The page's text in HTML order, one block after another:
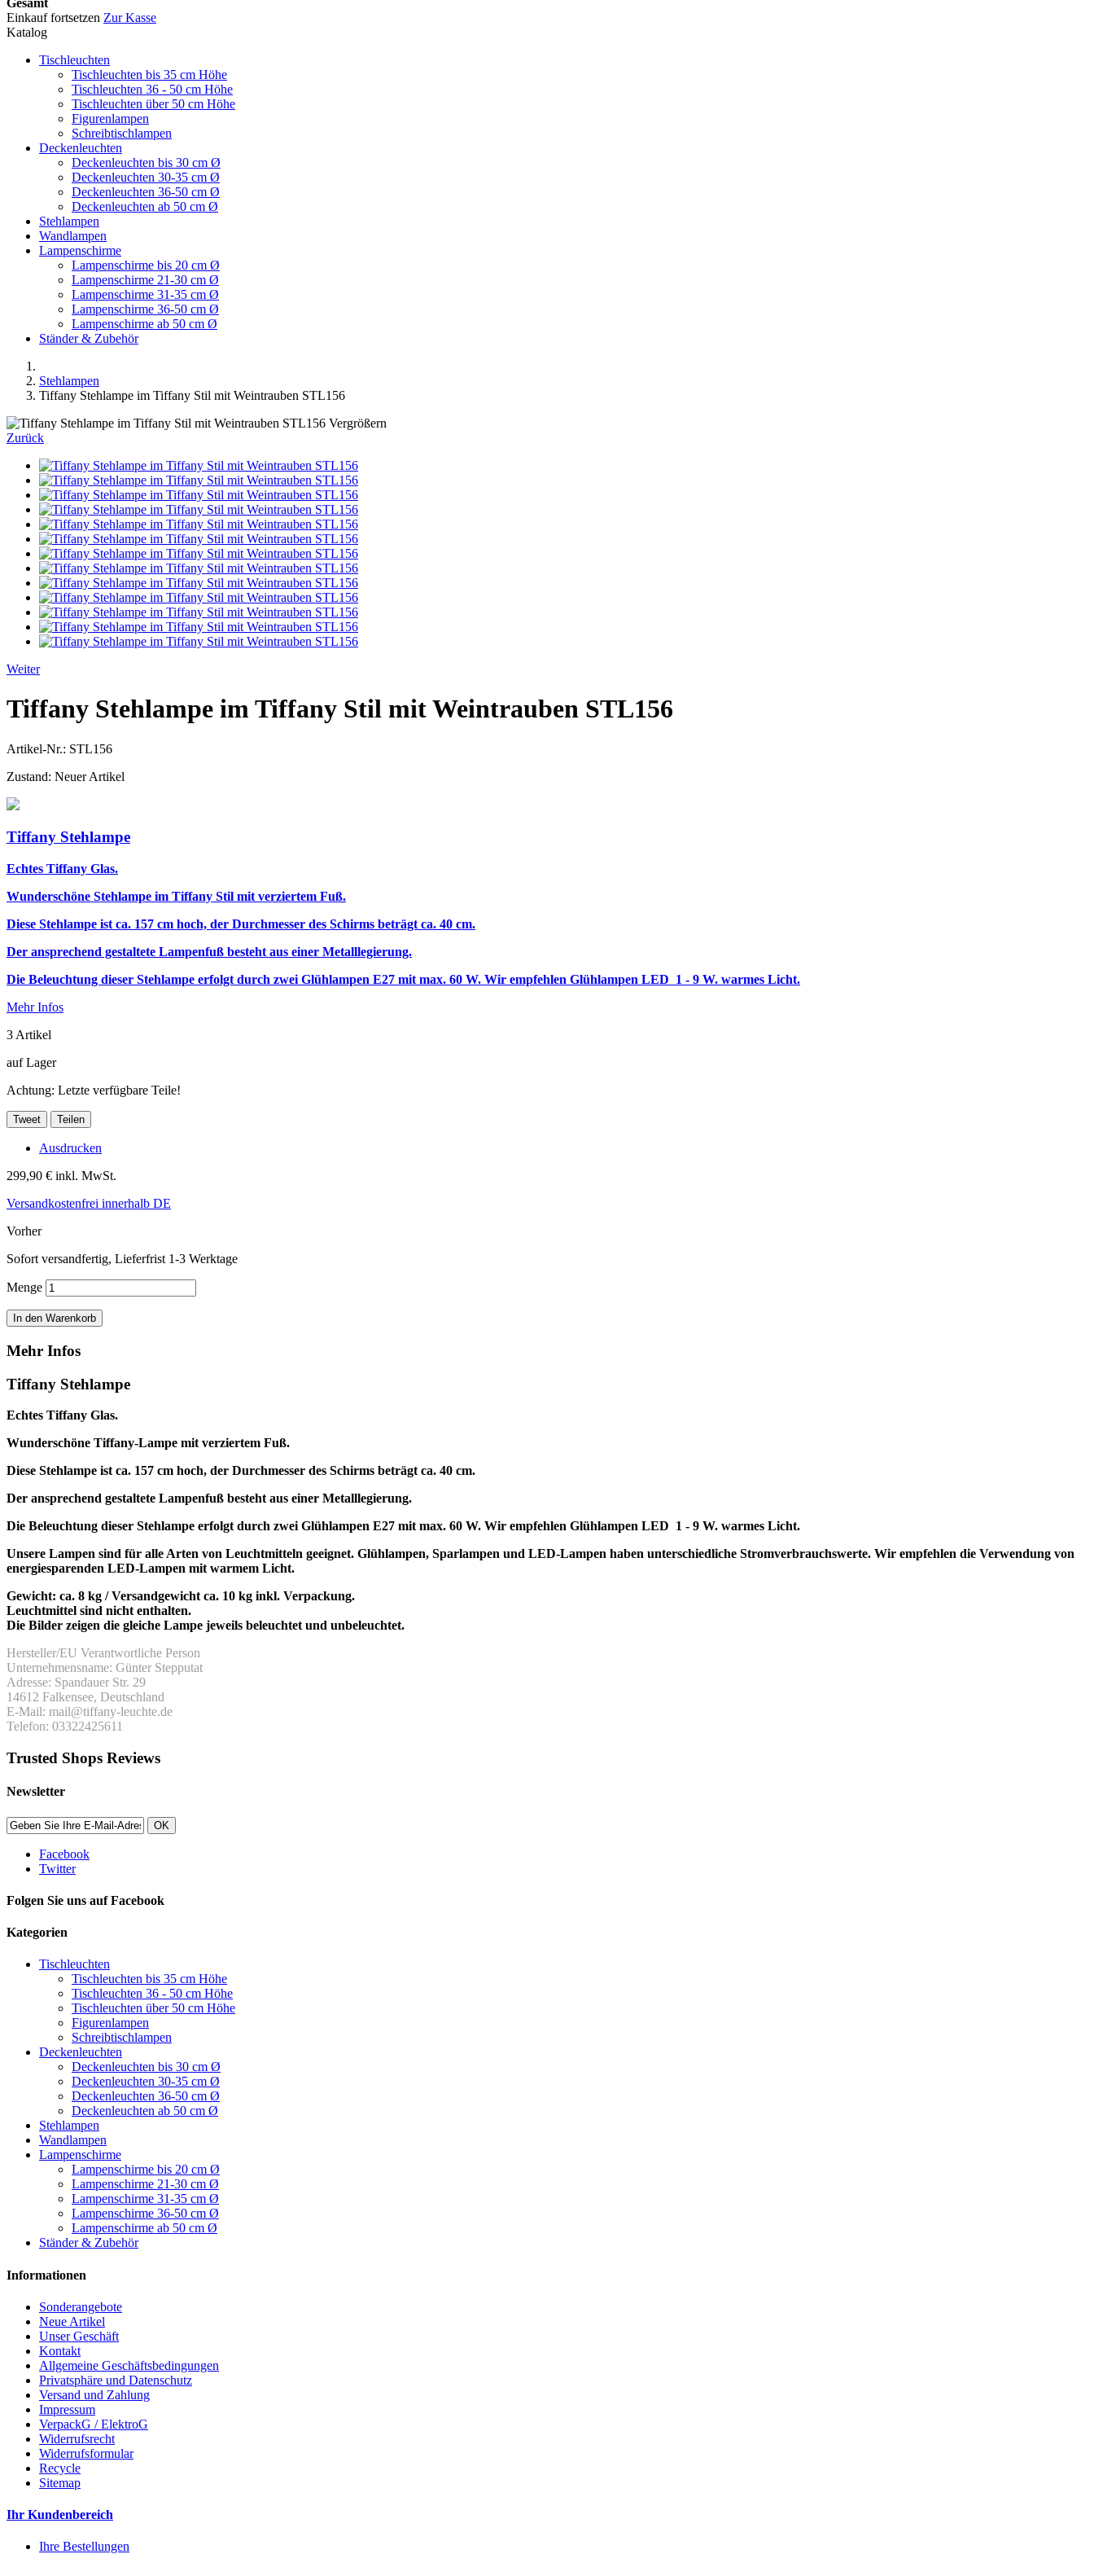
Einkauf fortsetzen Zur Kasse
Katalog
Tischleuchten
Tischleuchten bis 35 cm Höhe
Tischleuchten 36 - 50 cm Höhe
Tischleuchten über 50 cm Höhe
Figurenlampen
Schreibtischlampen
Deckenleuchten
Deckenleuchten bis 30 cm Ø
Deckenleuchten 30-35 cm Ø
Deckenleuchten 36-50 cm Ø
Deckenleuchten ab 50 cm Ø
Stehlampen
Wandlampen
Lampenschirme
Lampenschirme bis 20 cm Ø
Lampenschirme 21-30 cm Ø
Lampenschirme 31-35 cm Ø
Lampenschirme 36-50 cm Ø
Lampenschirme ab 50 cm Ø
Ständer & Zubehör
Stehlampen
Tiffany Stehlampe im Tiffany Stil mit Weintrauben STL156
Vergrößern
Zurück
Weiter
Tiffany Stehlampe im Tiffany Stil mit Weintrauben STL156
Artikel-Nr.: STL156
Zustand: Neuer Artikel
Tiffany Stehlampe
Echtes Tiffany Glas.
Wunderschöne Stehlampe im Tiffany Stil mit verziertem Fuß.
Diese Stehlampe ist ca. 157 cm hoch, der Durchmesser des Schirms beträgt ca. 40 cm.
Der ansprechend gestaltete Lampenfuß besteht aus einer Metalllegierung.
Die Beleuchtung dieser Stehlampe erfolgt durch zwei Glühlampen E27 mit max. 60 W. Wir empfehlen Glühlampen LED 1 - 9 W. warmes Licht.
Mehr Infos
3 Artikel
auf Lager
Achtung: Letzte verfügbare Teile!
Tweet Teilen
Ausdrucken
299,90 € inkl. MwSt.
Versandkostenfrei innerhalb DE
Vorher
Sofort versandfertig, Lieferfrist 1-3 Werktage
Menge
In den Warenkorb
Mehr Infos
Tiffany Stehlampe
Echtes Tiffany Glas.
Wunderschöne Tiffany-Lampe mit verziertem Fuß.
Diese Stehlampe ist ca. 157 cm hoch, der Durchmesser des Schirms beträgt ca. 40 cm.
Der ansprechend gestaltete Lampenfuß besteht aus einer Metalllegierung.
Die Beleuchtung dieser Stehlampe erfolgt durch zwei Glühlampen E27 mit max. 60 W. Wir empfehlen Glühlampen LED 1 - 9 W. warmes Licht.
Unsere Lampen sind für alle Arten von Leuchtmitteln geeignet. Glühlampen, Sparlampen und LED-Lampen haben unterschiedliche Stromverbrauchswerte. Wir empfehlen die Verwendung von
energiesparenden LED-Lampen mit warmem Licht.
Gewicht: ca. 8 kg / Versandgewicht ca. 10 kg inkl. Verpackung.
Leuchtmittel sind nicht enthalten.
Die Bilder zeigen die gleiche Lampe jeweils beleuchtet und unbeleuchtet.
Hersteller/EU Verantwortliche Person
Unternehmensname: Günter Stepputat
Adresse: Spandauer Str. 29
14612 Falkensee, Deutschland
E-Mail: mail@tiffany-leuchte.de
Telefon: 03322425611
Trusted Shops Reviews
Newsletter
OK
Facebook
Twitter
Folgen Sie uns auf Facebook
Kategorien
Tischleuchten
Tischleuchten bis 35 cm Höhe
Tischleuchten 36 - 50 cm Höhe
Tischleuchten über 50 cm Höhe
Figurenlampen
Schreibtischlampen
Deckenleuchten
Deckenleuchten bis 30 cm Ø
Deckenleuchten 30-35 cm Ø
Deckenleuchten 36-50 cm Ø
Deckenleuchten ab 50 cm Ø
Stehlampen
Wandlampen
Lampenschirme
Lampenschirme bis 20 cm Ø
Lampenschirme 21-30 cm Ø
Lampenschirme 31-35 cm Ø
Lampenschirme 36-50 cm Ø
Lampenschirme ab 50 cm Ø
Ständer & Zubehör
Informationen
Sonderangebote
Neue Artikel
Unser Geschäft
Kontakt
Allgemeine Geschäftsbedingungen
Privatsphäre und Datenschutz
Versand und Zahlung
Impressum
VerpackG / ElektroG
Widerrufsrecht
Widerrufsformular
Recycle
Sitemap
Ihr Kundenbereich
Ihre Bestellungen